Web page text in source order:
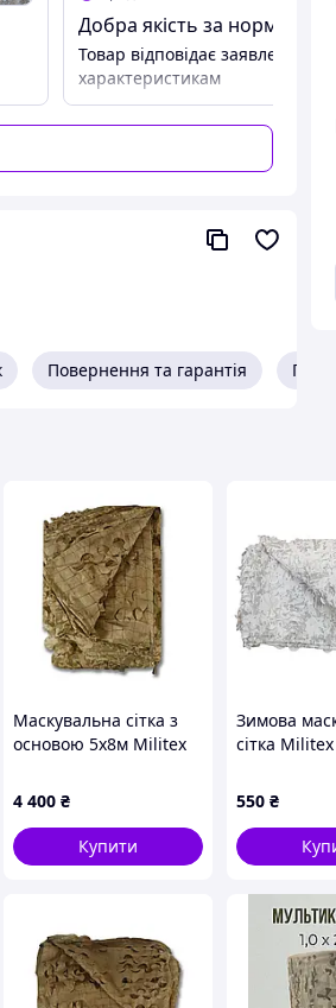
максимально знижують
зносостійка, стійка до сонця
в польових умовах.
Добра якість за нормальні
Товар відповідає заявленим
характеристикам
Повернення та гарантія Про
Маскувальна сітка з
основою 5х8м Militex
4 400 ₴
Купити
Зимова
сітка
(площа 10
550 ₴